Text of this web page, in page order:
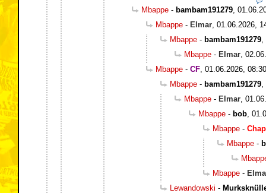
Mbappe - bambam191279
Mbappe - Elmar 01.06.2026,
Mbappe - bambam191279
Mbappe - Elmar
Mbappe - CF 01.06.2026, 08:30
Mbappe - bambam191279
Mbappe - Elmar
Mbappe - bob
Mbappe -
Mbappe -
Mbappe -
Lewandowski -